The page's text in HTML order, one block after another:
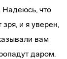
Надеюсь, что
и я уверен,
вам
даром.